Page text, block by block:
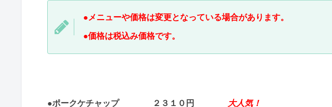
●メニューや価格は変更となっている場合があります。
●価格は税込み価格です。
●ポークケチャップ ２３１０円 大人気！